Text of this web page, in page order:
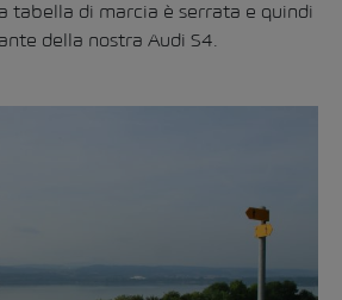
tabella di marcia è serrata e quindi
della nostra Audi S4.